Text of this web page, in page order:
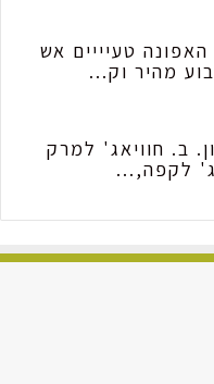
טעיייים אש
מהיר וק...
ב. חוויאג' למרק
לקפה,...